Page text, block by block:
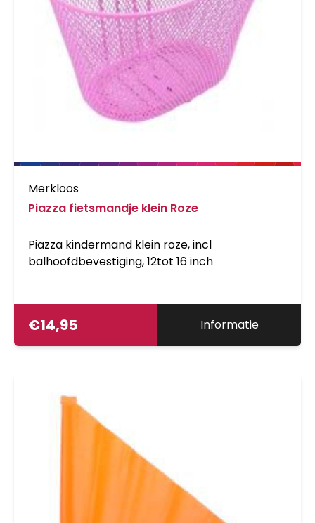
Merkloos
Piazza fietsmandje klein Roze
Piazza kindermand klein roze, incl
balhoofdbevestiging, 12tot 16 inch
€14,95 Informatie